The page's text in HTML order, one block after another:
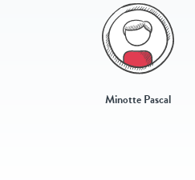
Minotte Pascal